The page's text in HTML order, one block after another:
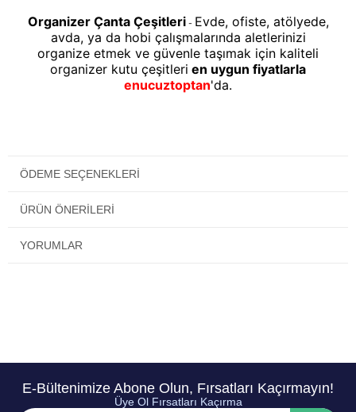
Organizer Çanta Çeşitleri- Evde, ofiste, atölyede,
avda, ya da hobi çalışmalarında aletlerinizi
organize etmek ve güvenle taşımak için kaliteli
organizer kutu çeşitleri en uygun fiyatlarla
enucuztoptan'da.
ÖDEME SEÇENEKLERI
ÜRÜN ÖNERILERI
YORUMLAR
E-Bültenimize Abone Olun, Fırsatları Kaçırmayın!
Üye Ol Fırsatları Kaçırma